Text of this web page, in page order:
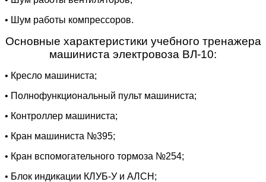
• Шум работы компрессоров.
Основные характеристики учебного тренажера
машиниста электровоза ВЛ-10:
• Кресло машиниста;
• Полнофункциональный пульт машиниста;
• Контроллер машиниста;
• Кран машиниста №395;
• Кран вспомогательного тормоза №254;
• Блок индикации КЛУБ-У и АЛСН;